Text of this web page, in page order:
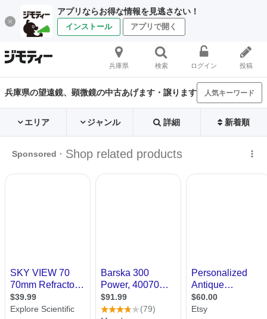
アプリならお得な情報を見逃さない！
インストール アプリで開く
兵庫県 検索 ログイン 投稿
兵庫県の望遠鏡、顕微鏡の中古あげます・譲ります 人気キーワード
エリア ジャンル 詳細 新着順